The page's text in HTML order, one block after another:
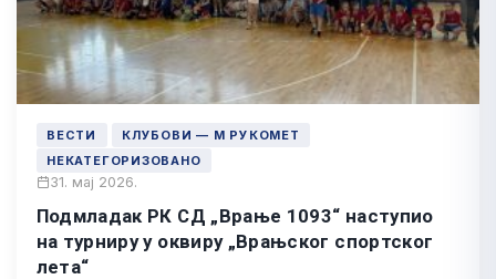
ВЕСТИ
КЛУБОВИ — М РУКОМЕТ
НЕКАТЕГОРИЗОВАНО
31. мај 2026.
Подмладак РК СД „Врање 1093“ наступио
на турниру у оквиру „Врањског спортског
лета“